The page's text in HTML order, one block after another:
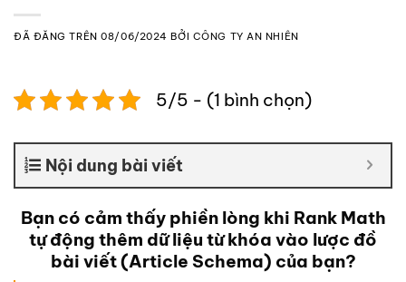
ĐÃ ĐĂNG TRÊN08/06/2024 BỞI CÔNG TY AN NHIÊN
5/5 - (1 bình chọn)
Nội dung bài viết
Bạn có cảm thấy phiền lòng khi Rank Math
tự động thêm dữ liệu từ khóa vào lược đồ
bài viết (Article Schema) của bạn?